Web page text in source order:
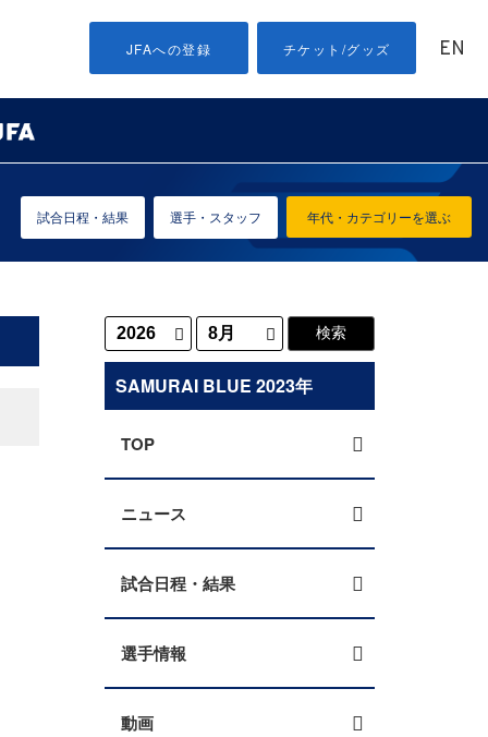
JFAへの登録 チケット/グッズ EN
年代・カテゴリーを選ぶ
試合日程・結果 選手・スタッフ
SAMURAI BLUE 2023年
TOP
ニュース
試合日程・結果
選手情報
動画